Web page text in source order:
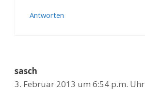
Antworten
sasch
3. Februar 2013 um 6:54 p.m. Uhr